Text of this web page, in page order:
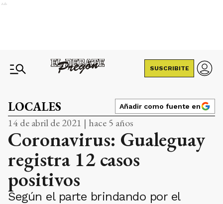
Ads
SUSCRIBITE
LOCALES Añadir como fuente en
14 de abril de 2021 | hace 5 años
Coronavirus: Gualeguay
registra 12 casos
positivos
Según el parte brindando por el